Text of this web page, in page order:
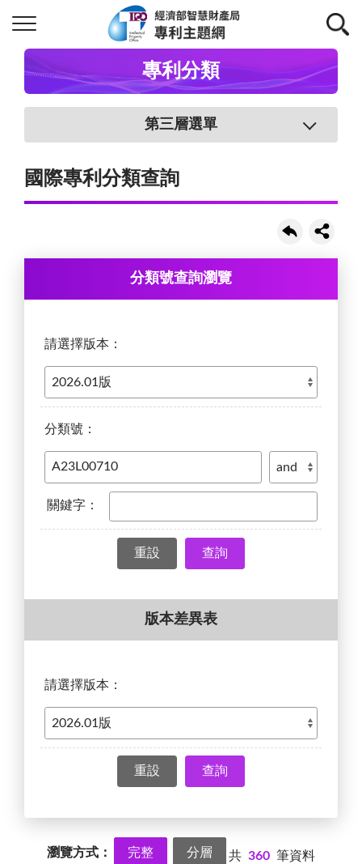
專利分類
第三層選單
國際專利分類查詢
分類號查詢瀏覽
請選擇版本：
分類號：
關鍵字：
查詢
版本差異表
請選擇版本：
查詢
瀏覽方式： 完整 分層 共 360 筆資料